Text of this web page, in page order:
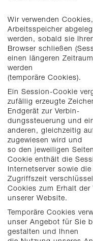
Wir verwenden
Arbeitsspeicher
werden, sobald sie
Browser schließen
einen längeren
werden
(temporäre Cookies).
Ein Session-Cookie
zufällig erzeugte
Endgerät zur Verbin-
dungssteuerung und
anderen, gleichzeitig
zugewiesen wird und
so den jeweiligen
Cookie enthält die
Internetserver sowie die
Zugriffszeit
Cookies zum Erhalt
unserer Website.
Temporäre Cookies
unser Angebot für Sie
gestalten und Ihnen